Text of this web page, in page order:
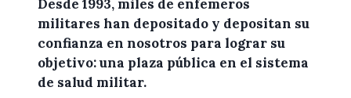
Desde 1993, miles de enfemeros
militares han depositado y depositan su
confianza en nosotros para lograr su
objetivo: una plaza pública en el sistema
de salud militar.